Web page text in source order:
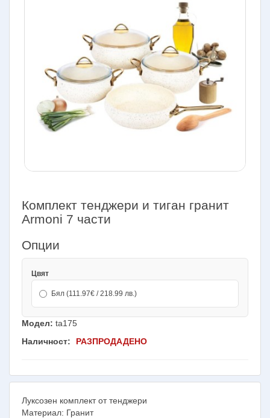
Комплект тенджери и тиган гранит
Armoni 7 части
Опции
Цвят
Бял (111.97€ / 218.99 лв.)
Модел: ta175
Наличност:
РАЗПРОДАДЕНО
Луксозен комплект от тенджери
Материал: Гранит